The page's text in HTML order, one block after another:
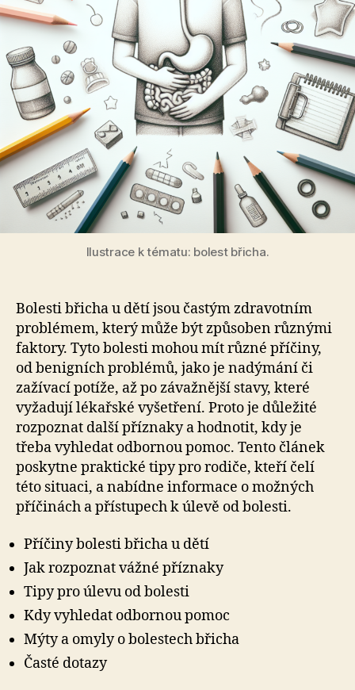
Ilustrace k tématu: bolest břicha.
Bolesti břicha u dětí jsou častým zdravotním
problémem, který může být způsoben různými
faktory. Tyto bolesti mohou mít různé příčiny,
od benigních problémů, jako je nadýmání či
zažívací potíže, až po závažnější stavy, které
vyžadují lékařské vyšetření. Proto je důležité
rozpoznat další příznaky a hodnotit, kdy je
třeba vyhledat odbornou pomoc. Tento článek
poskytne praktické tipy pro rodiče, kteří čelí
této situaci, a nabídne informace o možných
příčinách a přístupech k úlevě od bolesti.
Příčiny bolesti břicha u dětí
Jak rozpoznat vážné příznaky
Tipy pro úlevu od bolesti
Kdy vyhledat odbornou pomoc
Mýty a omyly o bolestech břicha
Časté dotazy